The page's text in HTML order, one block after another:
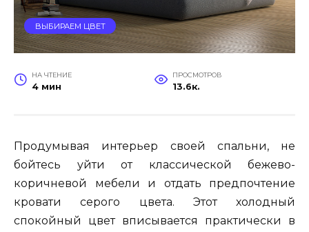
ВЫБИРАЕМ ЦВЕТ
НА ЧТЕНИЕ
4 мин
ПРОСМОТРОВ
13.6к.
Продумывая интерьер своей спальни, не
бойтесь уйти от классической бежево-
коричневой мебели и отдать предпочтение
кровати серого цвета. Этот холодный
спокойный цвет вписывается практически в